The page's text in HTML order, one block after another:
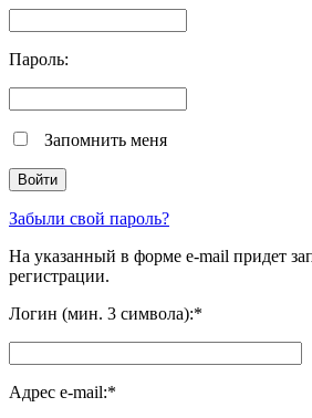
Пароль:
Запомнить меня
Забыли свой пароль?
На указанный в форме e-mail придет
регистрации.
Логин (мин. 3 символа):*
Адрес e-mail:*